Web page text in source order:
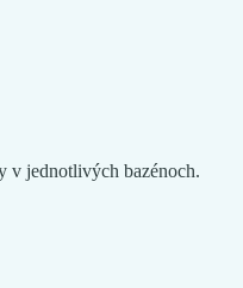
v jednotlivých bazénoch.